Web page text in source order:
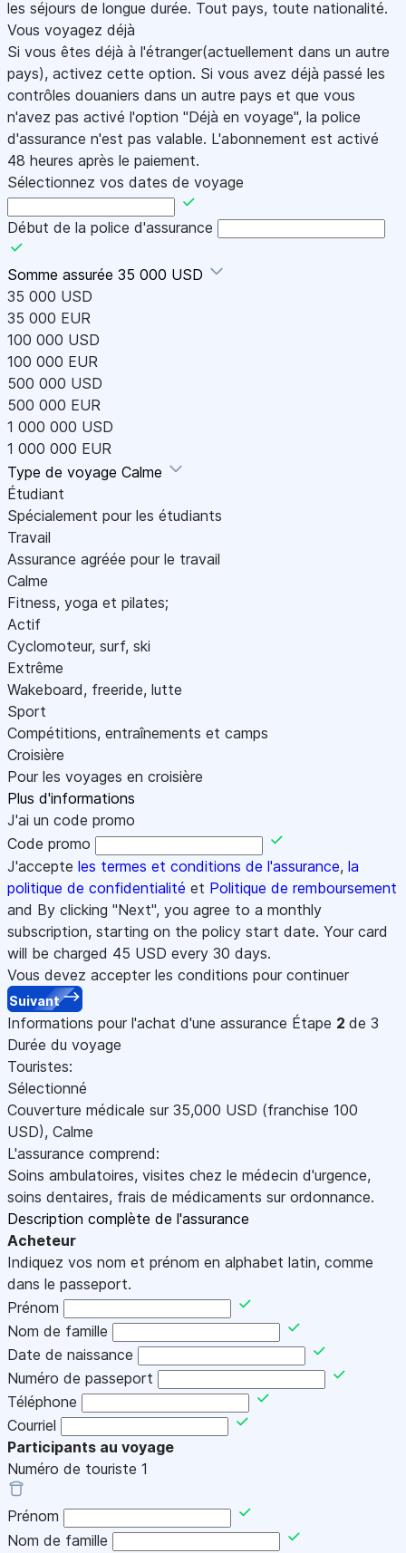
les séjours de longue durée. Tout pays, toute nationalité.
Vous voyagez déjà
Si vous êtes déjà à l'étranger(actuellement dans un autre
pays), activez cette option. Si vous avez déjà passé les
contrôles douaniers dans un autre pays et que vous
n'avez pas activé l'option "Déjà en voyage", la police
d'assurance n'est pas valable. L'abonnement est activé
48 heures après le paiement.
Sélectionnez vos dates de voyage
Début de la police d'assurance
Somme assurée 35 000 USD
35 000 USD
35 000 EUR
100 000 USD
100 000 EUR
500 000 USD
500 000 EUR
1 000 000 USD
1 000 000 EUR
Type de voyage Calme
Étudiant
Spécialement pour les étudiants
Travail
Assurance agréée pour le travail
Calme
Fitness, yoga et pilates;
Actif
Cyclomoteur, surf, ski
Extrême
Wakeboard, freeride, lutte
Sport
Compétitions, entraînements et camps
Croisière
Pour les voyages en croisière
Plus d'informations
J'ai un code promo
Code promo
J'accepte les termes et conditions de l'assurance, la
politique de confidentialité et Politique de remboursement
and By clicking "Next", you agree to a monthly
subscription, starting on the policy start date. Your card
will be charged 45 USD every 30 days.
Vous devez accepter les conditions pour continuer
Suivant
Informations pour l'achat d'une assurance Étape 2 de 3
Durée du voyage
Touristes:
Sélectionné
Couverture médicale sur 35,000 USD (franchise 100
USD), Calme
L'assurance comprend:
Soins ambulatoires, visites chez le médecin d'urgence,
soins dentaires, frais de médicaments sur ordonnance.
Description complète de l'assurance
Acheteur
Indiquez vos nom et prénom en alphabet latin, comme
dans le passeport.
Prénom
Nom de famille
Date de naissance
Numéro de passeport
Téléphone
Courriel
Participants au voyage
Numéro de touriste 1
Prénom
Nom de famille